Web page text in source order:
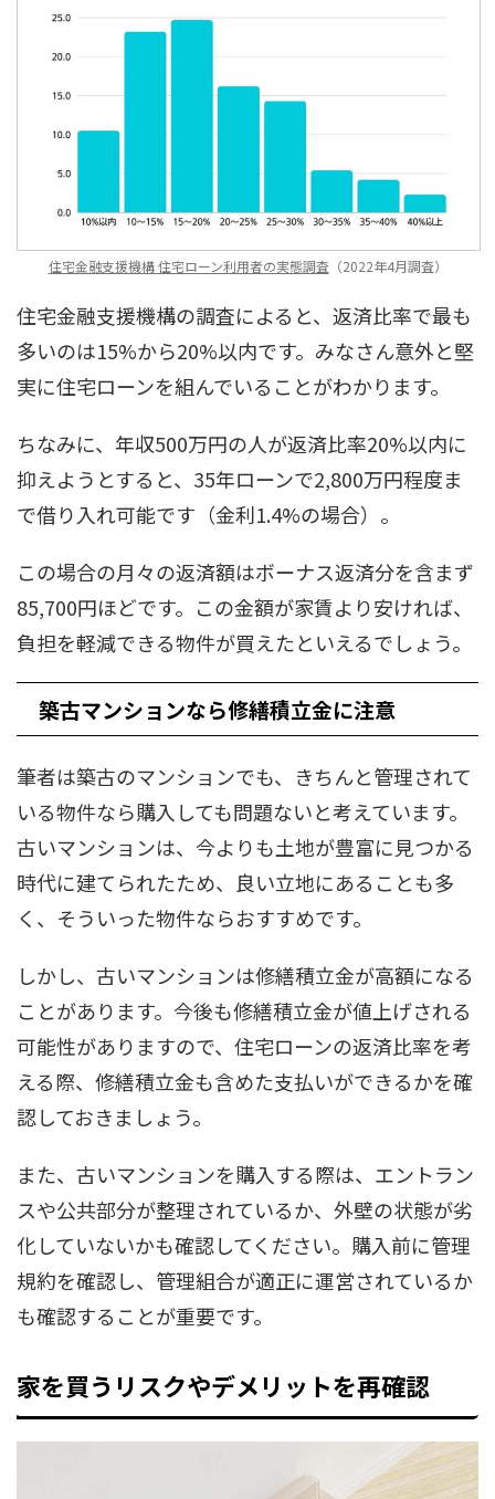
住宅金融支援機構 住宅ローン利用者の実態調査（2022年4月調査）
住宅金融支援機構の調査によると、返済比率で最も
多いのは15%から20%以内です。みなさん意外と堅
実に住宅ローンを組んでいることがわかります。
ちなみに、年収500万円の人が返済比率20%以内に
抑えようとすると、35年ローンで2,800万円程度ま
で借り入れ可能です（金利1.4%の場合）。
この場合の月々の返済額はボーナス返済分を含まず
85,700円ほどです。この金額が家賃より安ければ、
負担を軽減できる物件が買えたといえるでしょう。
築古マンションなら修繕積立金に注意
筆者は築古のマンションでも、きちんと管理されて
いる物件なら購入しても問題ないと考えています。
古いマンションは、今よりも土地が豊富に見つかる
時代に建てられたため、良い立地にあることも多
く、そういった物件ならおすすめです。
しかし、古いマンションは修繕積立金が高額になる
ことがあります。今後も修繕積立金が値上げされる
可能性がありますので、住宅ローンの返済比率を考
える際、修繕積立金も含めた支払いができるかを確
認しておきましょう。
また、古いマンションを購入する際は、エントラン
スや公共部分が整理されているか、外壁の状態が劣
化していないかも確認してください。購入前に管理
規約を確認し、管理組合が適正に運営されているか
も確認することが重要です。
家を買うリスクやデメリットを再確認